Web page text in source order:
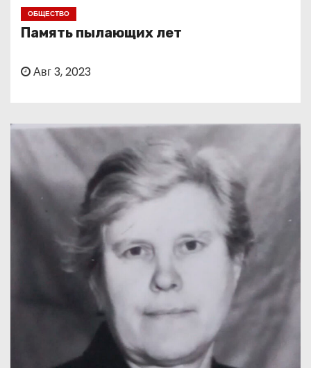
ОБЩЕСТВО
Память пылающих лет
Авг 3, 2023